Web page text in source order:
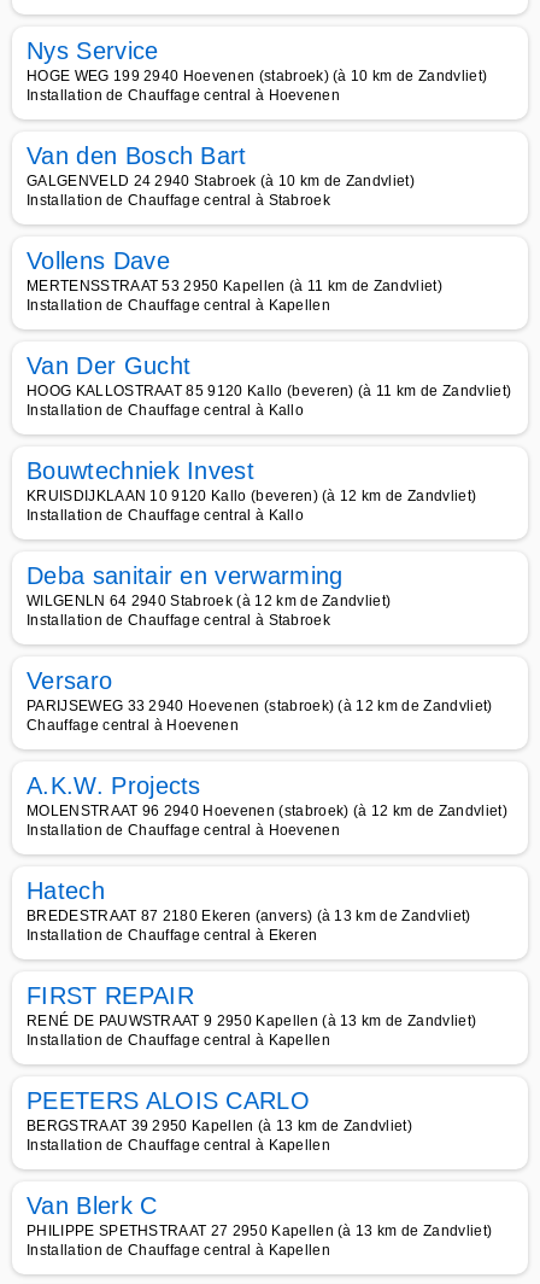
Nys Service
HOGE WEG 199 2940 Hoevenen (stabroek) (à 10 km de Zandvliet)
Installation de Chauffage central à Hoevenen
Van den Bosch Bart
GALGENVELD 24 2940 Stabroek (à 10 km de Zandvliet)
Installation de Chauffage central à Stabroek
Vollens Dave
MERTENSSTRAAT 53 2950 Kapellen (à 11 km de Zandvliet)
Installation de Chauffage central à Kapellen
Van Der Gucht
HOOG KALLOSTRAAT 85 9120 Kallo (beveren) (à 11 km de Zandvliet)
Installation de Chauffage central à Kallo
Bouwtechniek Invest
KRUISDIJKLAAN 10 9120 Kallo (beveren) (à 12 km de Zandvliet)
Installation de Chauffage central à Kallo
Deba sanitair en verwarming
WILGENLN 64 2940 Stabroek (à 12 km de Zandvliet)
Installation de Chauffage central à Stabroek
Versaro
PARIJSEWEG 33 2940 Hoevenen (stabroek) (à 12 km de Zandvliet)
Chauffage central à Hoevenen
A.K.W. Projects
MOLENSTRAAT 96 2940 Hoevenen (stabroek) (à 12 km de Zandvliet)
Installation de Chauffage central à Hoevenen
Hatech
BREDESTRAAT 87 2180 Ekeren (anvers) (à 13 km de Zandvliet)
Installation de Chauffage central à Ekeren
FIRST REPAIR
RENÉ DE PAUWSTRAAT 9 2950 Kapellen (à 13 km de Zandvliet)
Installation de Chauffage central à Kapellen
PEETERS ALOIS CARLO
BERGSTRAAT 39 2950 Kapellen (à 13 km de Zandvliet)
Installation de Chauffage central à Kapellen
Van Blerk C
PHILIPPE SPETHSTRAAT 27 2950 Kapellen (à 13 km de Zandvliet)
Installation de Chauffage central à Kapellen